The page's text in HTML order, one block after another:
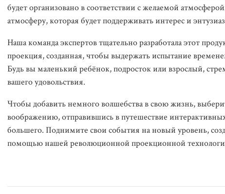
будет организовано в соответствии с желаемой
атмосферу, которая будет поддерживать интерес и
Наша команда экспертов тщательно разработала этот
проекция, созданная, чтобы выдержать испытание
Будь вы маленький ребёнок, подросток или взрослый,
вашего удовольствия.
Чтобы добавить немного волшебства в свою жизнь,
воображению, отправившись в путешествие
большего. Поднимите свои события на новый уровень,
помощью нашей революционной проекционной